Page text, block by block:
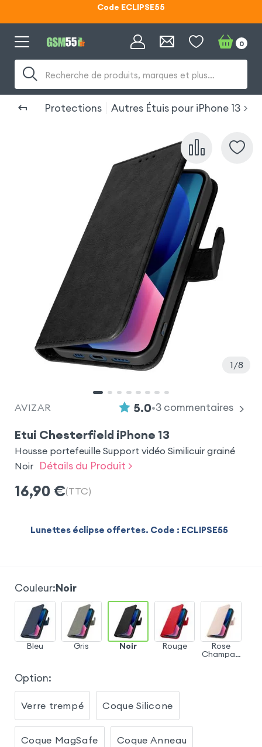
Lunettes d'éclipse OFFERTES
Code ECLIPSE55
Recherche de produits, marques et plus…
0
Protections Autres Étuis pour iPhone 13
1 8
AVIZAR 5.0•3 commentaires
Etui Chesterfield iPhone 13
Housse portefeuille Support vidéo Similicuir grainé
Noir
Détails du Produit >
16,90 €(TTC)
Lunettes éclipse offertes. Code : ECLIPSE55
Couleur:Noir
Bleu Gris Noir Rouge Rose
Champag
Option:
Verre trempé Coque Silicone
Coque MagSafe Coque Anneau